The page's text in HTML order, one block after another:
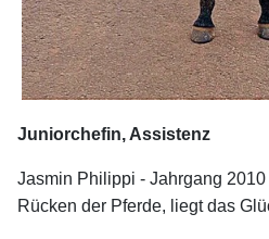
Juniorchefin, Assistenz
Jasmin Philippi - Jahrgang
Rücken der Pferde, liegt das